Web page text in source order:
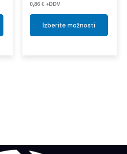
0,86 € +DDV
Izberite možnosti